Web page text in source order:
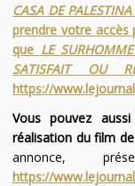
CASA DE PALESTINA
prendre votre
que LE SURHOMME
SATISFAIT OU
https://
Vous pouvez
réalisation du film
annonce,
https://